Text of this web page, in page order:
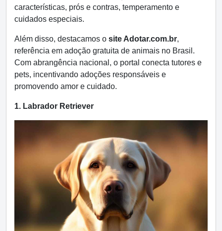
características, prós e contras, temperamento e
cuidados especiais.
Além disso, destacamos o site Adotar.com.br,
referência em adoção gratuita de animais no Brasil.
Com abrangência nacional, o portal conecta tutores e
pets, incentivando adoções responsáveis e
promovendo amor e cuidado.
1. Labrador Retriever